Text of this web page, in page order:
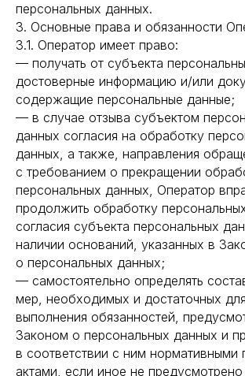
персональных данных.
3. Основные права и обязанности
3.1. Оператор имеет право:
— получать от субъекта
достоверные информацию и/или
содержащие персональные данные;
— в случае отзыва субъектом
данных согласия на обработку
данных, а также, направления
с требованием о прекращении
персональных данных, Оператор
продолжить обработку
согласия субъекта персональных
наличии оснований, указанных в
о персональных данных;
— самостоятельно определять
мер, необходимых и достаточных
выполнения обязанностей,
Законом о персональных данных и
в соответствии с ним нормативными
актами, если иное не